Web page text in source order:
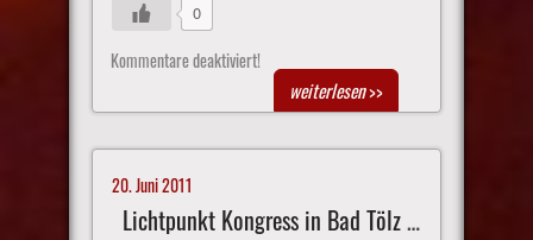
0
Kommentare deaktiviert!
weiterlesen>>
20. Juni 2011
Lichtpunkt Kongress in Bad Tölz Vortrag 7